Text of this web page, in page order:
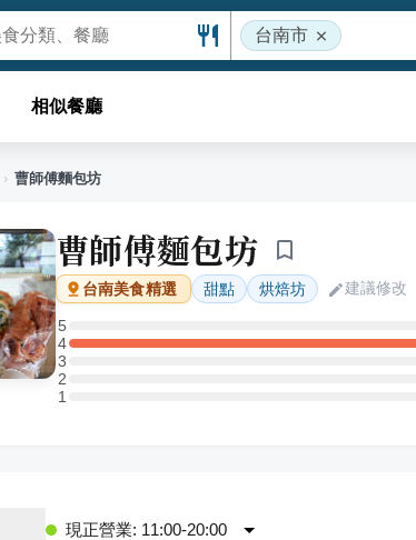
台南市
相似餐廳
› 曹師傅麵包坊
曹師傅麵包坊
台南美食精選 甜點 烘焙坊 建議修改
5
5 星：0 則評論
4
4 星：1 則評論
3
3 星：0 則評論
2
2 星：0 則評論
11 星：0 則評論
現正營業: 11:00-20:00